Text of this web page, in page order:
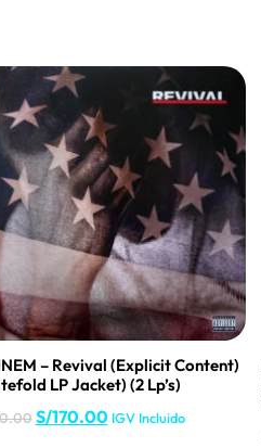
– Revival (Explicit Content)
LP Jacket) (2 Lp’s)
S/170.00 IGV Incluido